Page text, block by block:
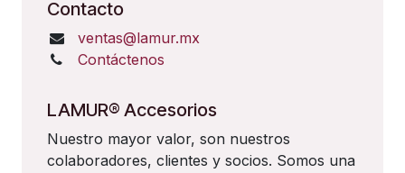
Contacto
ventas@lamur.mx
Contáctenos
LAMUR® Accesorios
Nuestro mayor valor, son nuestros
colaboradores, clientes y socios. Somos una